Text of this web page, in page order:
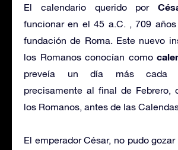
El calendario querido por
funcionar en el 45 a.C. , 709
fundación de Roma. Este nuevo
los Romanos conocían como
preveía un día más cada
precisamente al final de Febrero,
los Romanos, antes de las
El emperador César, no pudo